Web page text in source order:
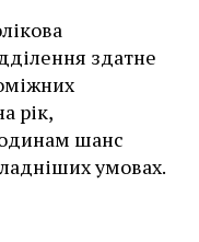
здатне
рік,
шанс
умовах.